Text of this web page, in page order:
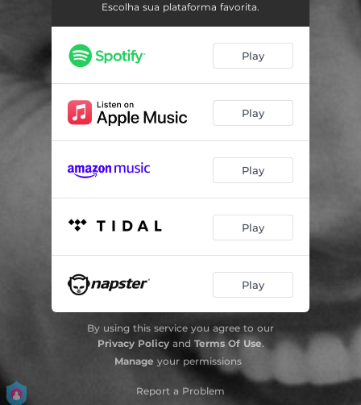
Assim Será
Obra da Sorte 02:57
Sigo Te Amando de Longe
Coisa de Novela (Plátano) 03:16
Escolha sua plataforma favorita.
Play
Play
Play
Play
Play
By using this service you agree to our
Privacy Policyand Terms Of Use.
Manage your permissions
Report a Problem